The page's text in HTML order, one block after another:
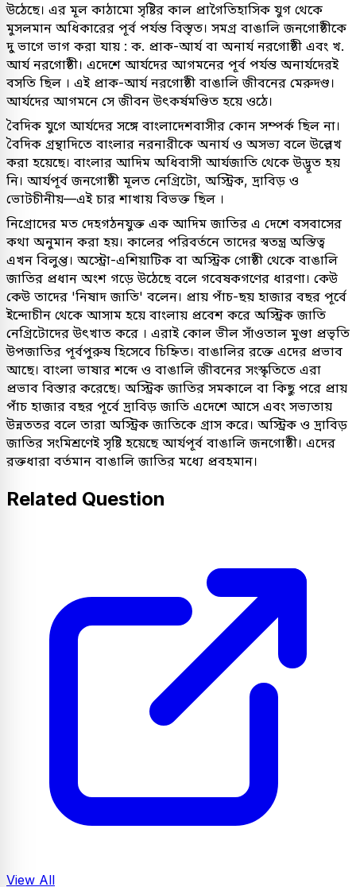
উঠেছে। এর মূল কাঠামো সৃষ্টির কাল প্রাগৈতিহাসিক যুগ থেকে
মুসলমান অধিকারের পূর্ব পর্যন্ত বিস্তৃত। সমগ্র বাঙালি জনগোষ্ঠীকে
দু ভাগে ভাগ করা যায় : ক. প্রাক-আর্য বা অনার্য নরগোষ্ঠী এবং খ.
আর্য নরগোষ্ঠী। এদেশে আর্যদের আগমনের পূর্ব পর্যন্ত অনার্যদেরই
বসতি ছিল । এই প্রাক-আর্য নরগোষ্ঠী বাঙালি জীবনের মেরুদণ্ড।
আর্যদের আগমনে সে জীবন উৎকর্ষমণ্ডিত হয়ে ওঠে।
বৈদিক যুগে আর্যদের সঙ্গে বাংলাদেশবাসীর কোন সম্পর্ক ছিল না।
বৈদিক গ্রন্থাদিতে বাংলার নরনারীকে অনার্য ও অসভ্য বলে উল্লেখ
করা হয়েছে। বাংলার আদিম অধিবাসী আর্যজাতি থেকে উদ্ভূত হয়
নি। আর্যপূর্ব জনগোষ্ঠী মূলত নেগ্রিটো, অস্ট্রিক, দ্রাবিড় ও
ভোটচীনীয়—এই চার শাখায় বিভক্ত ছিল ।
নিগ্রোদের মত দেহগঠনযুক্ত এক আদিম জাতির এ দেশে বসবাসের
কথা অনুমান করা হয়। কালের পরিবর্তনে তাদের স্বতন্ত্র অস্তিত্ব
এখন বিলুপ্ত। অস্ট্রো-এশিয়াটিক বা অস্ট্রিক গোষ্ঠী থেকে বাঙালি
জাতির প্রধান অংশ গড়ে উঠেছে বলে গবেষকগণের ধারণা। কেউ
কেউ তাদের 'নিষাদ জাতি' বলেন। প্রায় পাঁচ-ছয় হাজার বছর পূর্বে
ইন্দোচীন থেকে আসাম হয়ে বাংলায় প্রবেশ করে অস্ট্রিক জাতি
নেগ্রিটোদের উৎখাত করে । এরাই কোল ভীল সাঁওতাল মুণ্ডা প্রভৃতি
উপজাতির পূর্বপুরুষ হিসেবে চিহ্নিত। বাঙালির রক্তে এদের প্রভাব
আছে। বাংলা ভাষার শব্দে ও বাঙালি জীবনের সংস্কৃতিতে এরা
প্রভাব বিস্তার করেছে। অস্ট্রিক জাতির সমকালে বা কিছু পরে প্রায়
পাঁচ হাজার বছর পূর্বে দ্রাবিড় জাতি এদেশে আসে এবং সভ্যতায়
উন্নততর বলে তারা অস্ট্রিক জাতিকে গ্রাস করে। অস্ট্রিক ও দ্রাবিড়
জাতির সংমিশ্রণেই সৃষ্টি হয়েছে আর্যপূর্ব বাঙালি জনগোষ্ঠী। এদের
রক্তধারা বর্তমান বাঙালি জাতির মধ্যে প্রবহমান।
Related Question
View All